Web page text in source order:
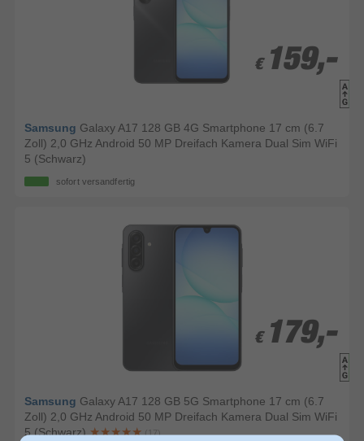
€ 159,-
€ 159,-
Samsung Galaxy A17 128 GB 4G Smartphone 17 cm (6.7
Zoll) 2,0 GHz Android 50 MP Dreifach Kamera Dual Sim WiFi
5 (Schwarz)
sofort versandfertig
€ 179,-
€ 179,-
Samsung Galaxy A17 128 GB 5G Smartphone 17 cm (6.7
Zoll) 2,0 GHz Android 50 MP Dreifach Kamera Dual Sim WiFi
5 (Schwarz)
(17)